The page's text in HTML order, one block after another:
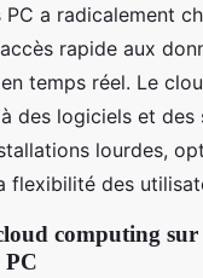
a radicalement
rapide aux
temps réel. Le
des logiciels et des
lourdes,
flexibilité des
computing sur
PC